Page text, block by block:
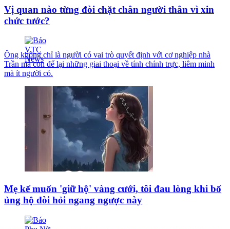
Vị quan nào từng đòi chặt chân người thân vì xin
chức tước?
Ông không chỉ là người có vai trò quyết định với cơ nghiệp nhà
Trần mà còn để lại những giai thoại về tính chính trực, liêm minh
mà ít người có.
Mẹ kế muốn 'giữ hộ' vàng cưới, tôi đau lòng khi bố
ủng hộ đòi hỏi ngang ngược này